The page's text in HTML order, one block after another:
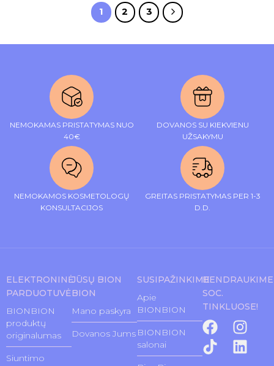
1 2 3
NEMOKAMAS PRISTATYMAS NUO
40€
DOVANOS SU KIEKVIENU
UŽSAKYMU
NEMOKAMOS KOSMETOLOGŲ
KONSULTACIJOS
GREITAS PRISTATYMAS PER 1-3
D.D.
ELEKTRONINĖ
PARDUOTUVĖ
BIONBION
produktų
originalumas
Siuntimo
JŪSŲ BION
BION
Mano paskyra
Dovanos Jums
SUSIPAŽINKIME
Apie
BIONBION
BIONBION
salonai
BENDRAUKIME
SOC.
TINKLUOSE!